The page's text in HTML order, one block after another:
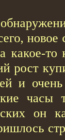
то
рост
и
часы
он